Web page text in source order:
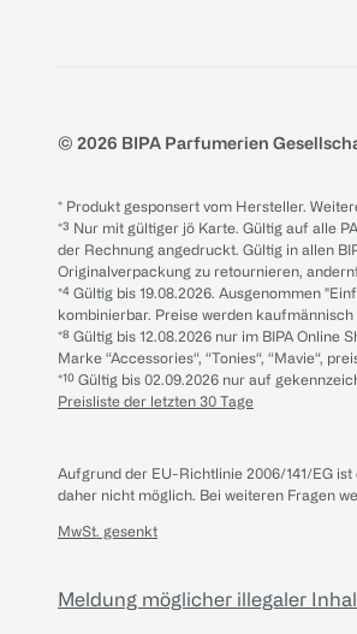
© 2026 BIPA Parfumerien
* Produkt gesponsert vom Hersteller.
*³ Nur mit gültiger jö Karte. Gültig auf alle
der Rechnung angedruckt. Gültig in allen
Originalverpackung zu retournieren,
*⁴ Gültig bis 19.08.2026. Ausgenommen
kombinierbar. Preise werden
*⁸ Gültig bis 12.08.2026 nur im BIPA
Marke “Accessories“, “Tonies“, “Mavie“,
*¹⁰ Gültig bis 02.09.2026 nur auf
Preisliste der letzten 30 Tage
Aufgrund der EU-Richtlinie 2006/141/EG
daher nicht möglich. Bei weiteren Fragen
MwSt. gesenkt
Meldung möglicher illegaler